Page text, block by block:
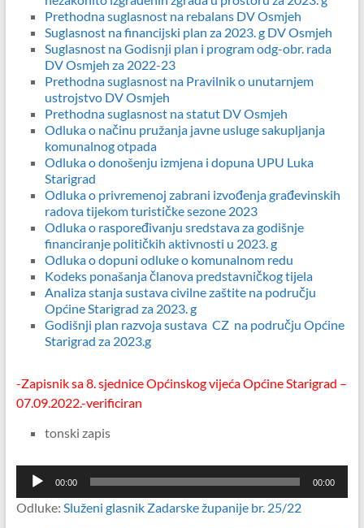
Prethodna suglasnost na rebalans DV Osmjeh
Suglasnost na financijski plan za 2023. g DV Osmjeh
Suglasnost na Godisnji plan i program odg-obr. rada
DV Osmjeh za 2022-23
Prethodna suglasnost na Pravilnik o unutarnjem
ustrojstvo DV Osmjeh
Prethodna suglasnost na statut DV Osmjeh
Odluka o načinu pružanja javne usluge sakupljanja
komunalnog otpada
Odluka o donošenju izmjena i dopuna UPU Luka
Starigrad
Odluka o privremenoj zabrani izvođenja građevinskih
radova tijekom turističke sezone 2023
Odluka o raspoređivanju sredstava za godišnje
financiranje političkih aktivnosti u 2023. g
Odluka o dopuni odluke o komunalnom redu
Kodeks ponašanja članova predstavničkog tijela
Analiza stanja sustava civilne zaštite na području
Općine Starigrad za 2023. g
Godišnji plan razvoja sustava CZ na području Općine
Starigrad za 2023.g
-Zapisnik sa 8. sjednice Općinskog vijeća Općine Starigrad –
07.09.2022.-verificiran
tonski zapis
Reproduktor
audiozapisa
00:00 00:00
Odluke: Služeni glasnik Zadarske županije br. 25/22